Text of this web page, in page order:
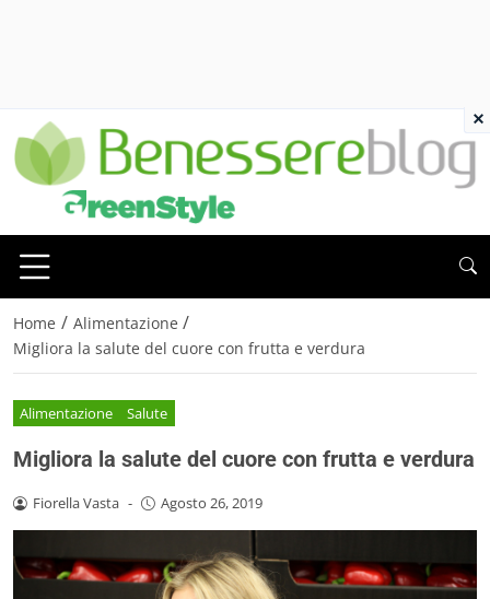
Home / Alimentazione /
Migliora la salute del cuore con frutta e verdura
Alimentazione Salute
Migliora la salute del cuore con frutta e verdura
Fiorella Vasta - Agosto 26, 2019
×